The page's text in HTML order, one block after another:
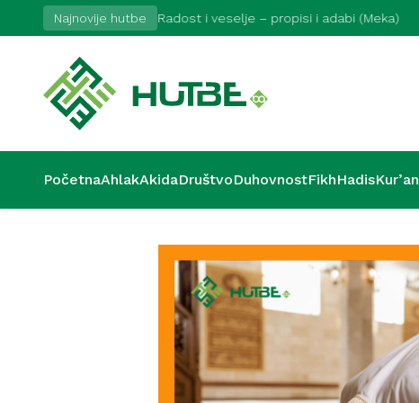
Najnovije hutbe Radost i veselje – propisi i adabi (Meka)
PočetnaAhlakAkidaDruštvoDuhovnostFikhHadisKur’an